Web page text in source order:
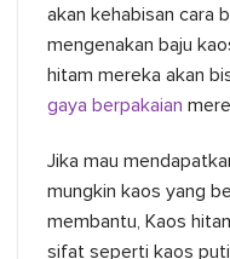
akan kehabisan cara
mengenakan baju
hitam mereka akan
gaya berpakaian
Jika mau
mungkin kaos yang
membantu, Kaos
sifat seperti kaos